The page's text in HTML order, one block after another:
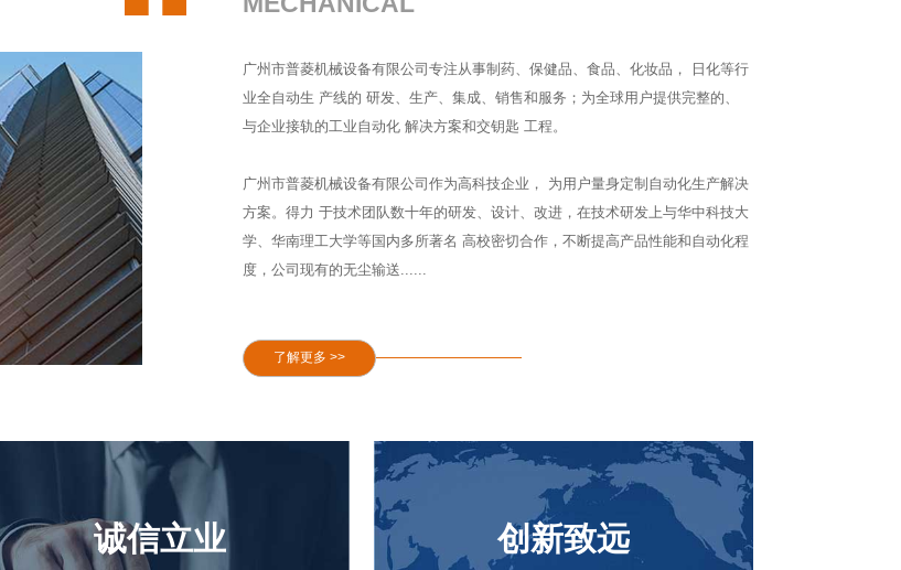
广州市普菱机械设备有限公司专注从事制药、保健品、食品、化妆品， 日化等行
业全自动生 产线的 研发、生产、集成、销售和服务；为全球用户提供完整的、
与企业接轨的工业自动化 解决方案和交钥匙 工程。
广州市普菱机械设备有限公司作为高科技企业， 为用户量身定制自动化生产解决
方案。得力 于技术团队数十年的研发、设计、改进，在技术研发上与华中科技大
学、华南理工大学等国内多所著名 高校密切合作，不断提高产品性能和自动化程
度，公司现有的无尘输送......
了解更多 >>
诚信立业 创新致远